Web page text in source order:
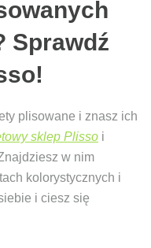
Sprawdź
plisowane i znasz ich
sklep Plisso i
w nim
kolorystycznych i
i ciesz się